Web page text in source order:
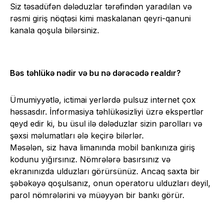
Siz təsadüfən dələduzlar tərəfindən yaradılan və
rəsmi giriş nöqtəsi kimi maskalanan qeyri-qanuni
kanala qoşula bilərsiniz.
Bəs təhlükə nədir və bu nə dərəcədə realdır?
Ümumiyyətlə, ictimai yerlərdə pulsuz internet çox
həssasdır. İnformasiya təhlükəsizliyi üzrə ekspertlər
qeyd edir ki, bu üsul ilə dələduzlar sizin parolları və
şəxsi məlumatları ələ keçirə bilərlər.
Məsələn, siz hava limanında mobil bankınıza giriş
kodunu yığırsınız. Nömrələrə basırsınız və
ekranınızda ulduzları görürsünüz. Ancaq saxta bir
şəbəkəyə qoşulsanız, onun operatoru ulduzları deyil,
parol nömrələrini və müəyyən bir bankı görür.